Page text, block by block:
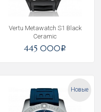
Vertu Metawatch S1 Black
Ceramic
445 000i
Новые